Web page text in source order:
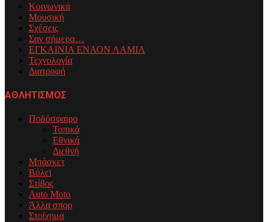
Κοινωνικά
Μουσική
Σχέσεις
Σαν σήμερα…
ΕΓΚΑΙΝΙΑ ΕΝΑΟΝ ΛΑΜΙΑ
Τεχνολογία
Διατροφή
ΑΘΛΗΤΙΣΜΟΣ
Ποδόσφαιρο
Τοπικά
Εθνικά
Διεθνή
Μπάσκετ
Βόλεϊ
Στίβος
Auto Moto
Άλλα σπορ
Στοίχημα